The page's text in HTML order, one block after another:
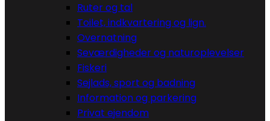
Ruter og tal
Toilet, indkvartering og lign.
Overnatning
Seværdigheder og naturoplevelser
Fiskeri
Sejlads, sport og badning
Information og parkering
Privat ejendom